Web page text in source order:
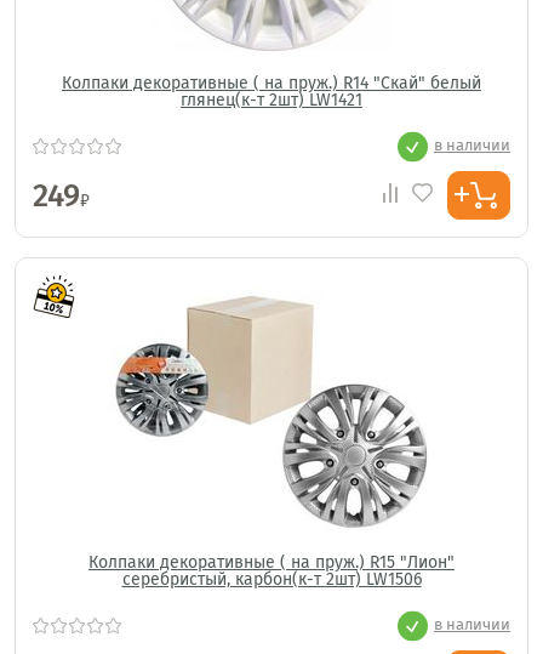
Колпаки декоративные ( на пруж.) R14 "Скай" белый
глянец(к-т 2шт) LW1421
в наличии
249₽
Колпаки декоративные ( на пруж.) R15 "Лион"
серебристый, карбон(к-т 2шт) LW1506
в наличии